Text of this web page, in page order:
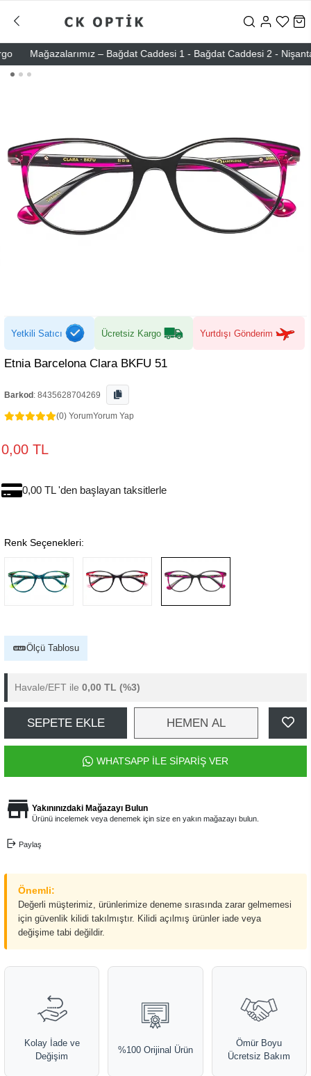
Mağazalarımız – Bağdat Caddesi 1 - Bağdat Caddesi 2 -
Yetkili Satıcı Ücretsiz Kargo Yurtdışı Gönderim
Etnia Barcelona Clara BKFU 51
Barkod : 8435628704269
(0) YorumYorum Yap
0,00 TL
0,00 TL 'den başlayan taksitlerle
Renk Seçenekleri:
Ölçü Tablosu
Havale/EFT ile 0,00 TL (%3)
SEPETE EKLE HEMEN AL
WHATSAPP İLE SİPARİŞ VER
Yakınınızdaki Mağazayı Bulun
Ürünü incelemek veya denemek için size en yakın mağazayı bulun.
Paylaş
Önemli:
Değerli müşterimiz, ürünlerimize deneme sırasında zarar gelmemesi
için güvenlik kilidi takılmıştır. Kilidi açılmış ürünler iade veya
değişime tabi değildir.
Kolay İade ve
Değişim
%100 Orijinal Ürün
Ömür Boyu
Ücretsiz Bakım